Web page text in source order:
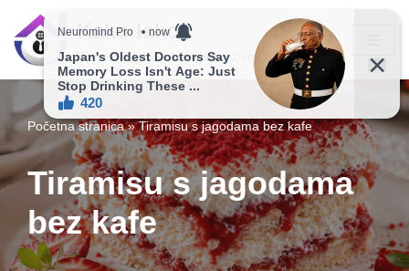
Skip
Kako lako?
Vaš vodič ka jednostavnijem životu!
Početna stranica»Tiramisu s jagodama bez kafe
Tiramisu s jagodama
bez kafe